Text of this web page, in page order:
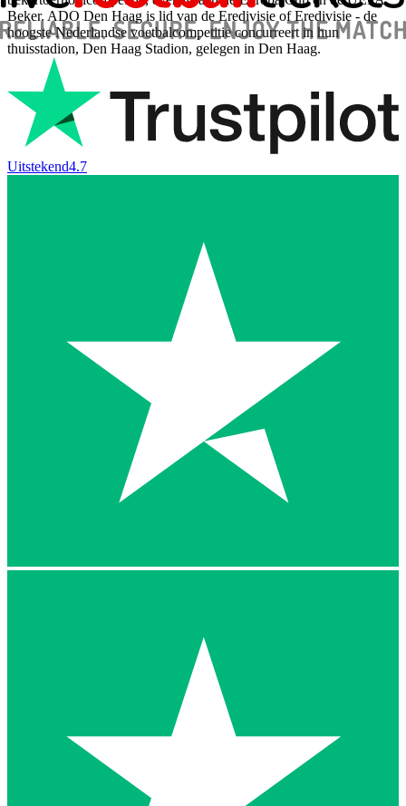
Beker. ADO Den Haag is lid van de Eredivisie of Eredivisie - de
hoogste Nederlandse voetbalcompetitie concurreert in hun
thuisstadion, Den Haag Stadion, gelegen in Den Haag.
Uitstekend4.7